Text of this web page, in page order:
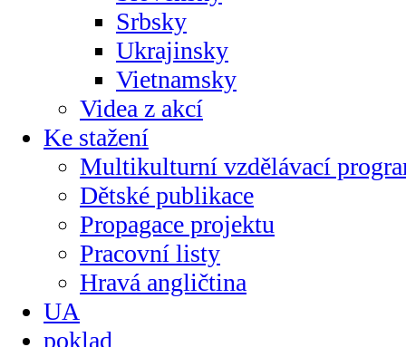
Srbsky
Ukrajinsky
Vietnamsky
Videa z akcí
Ke stažení
Multikulturní vzdělávací
Dětské publikace
Propagace projektu
Pracovní listy
Hravá angličtina
UA
poklad